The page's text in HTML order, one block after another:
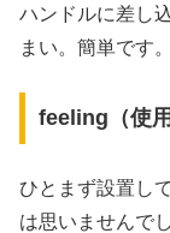
ハンドルに差し
まい。簡単です。
feeling（使用
ひとまず設置し
は思いませんで